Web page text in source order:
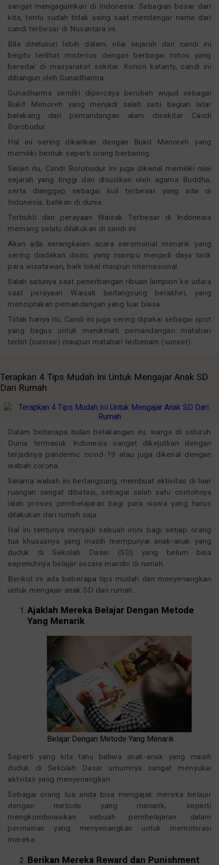
sangat mengagumkan di Indonesia. Sebagian besar dari
kita, tentu sudah tidak asing saat mendengar nama dari
candi terbesar di Nusantara ini.
Bila ditelusuri lebih dalam, nilai sejarah dari candi ini
begitu terlihat misterius dengan berbagai mitos yang
beredar di masyarakat sekitar. Konon katanty, candi ini
dibangun oleh Gunadharma.
Gunadharma sendiri dipercaya berubah wujud sebagai
Bukit Menoreh yang menjadi salah satu bagian latar
belakang dari pemandangan alam disekitar Candi
Borobudur.
Hal ini sering dikaitkan dengan Bukit Menoreh yang
memiliki bentuk seperti orang berbaring.
Selain itu, Candi Borobudur ini juga dikenal memiliki nilai
sejarah yang tinggi dan disucikan oleh agama Buddha,
serta dianggap sebagai kuil terbesar yang ada di
Indonesia, bahkan di dunia.
Terbukti dari perayaan Waisak Terbesar di Indonesia
memang selalu dilakukan di candi ini.
Akan ada serangkaian acara seremonial menarik yang
sering diadakan disini, yang mampu menjadi daya tarik
para wisatawan, baik lokal maupun internasional.
Salah satunya saat penerbangan ribuan lampion ke udara
saat perayaan Waisak berlangsung berakhiri, yang
menciptakan pemandangan yang luar biasa.
Tidak hanya itu, Candi ini juga sering dipakai sebagai spot
yang bagus untuk menikmati pemandangan matahari
terbit (sunrise) maupun matahari terbenam (sunset).
Terapkan 4 Tips Mudah Ini Untuk Mengajar Anak SD
Dari Rumah
Dalam beberapa bulan belakangan ini, warga di seluruh
Dunia termasuk Indonesia sangat dikejutkan dengan
terjadinya pandemic covid-19 atau juga dikenal dengan
wabah corona.
Selama wabah ini berlangsung, membuat aktivitas di luar
ruangan sangat dibatasi, sebagai salah satu contohnya
ialah proses pembelajaran bagi para siswa yang harus
dilakukan dari rumah saja.
Hal ini tentunya menjadi sebuah ironi bagi setiap orang
tua khususnya yang masih mempunyai anak-anak yang
duduk di Sekolah Dasar (SD) yang belum bisa
sepenuhnya belajar secara mandiri di rumah.
Berikut ini ada beberapa tips mudah dan menyenangkan
untuk mengajar anak SD dari rumah.
Ajaklah Mereka Belajar Dengan Metode
Yang Menarik
Belajar Dengan Metode Yang Menarik
Seperti yang kita tahu bahwa anak-anak yang masih
duduk di Sekolah Dasar umumnya sangat menyukai
aktvitas yang menyenangkan.
Sebagai orang tua anda bisa mengajak mereka belajar
dengan metode yang menarik, seperti
mengkombinasikan sebuah pembelajaran dalam
permainan yang menyenangkan untuk memotivasi
mereka.
Berikan Mereka Reward dan Punishment